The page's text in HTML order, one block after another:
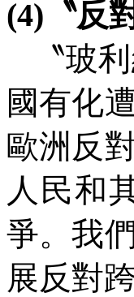
(4) 〝反
〝玻
國有化
歐洲反
人民和
爭。我
展反對